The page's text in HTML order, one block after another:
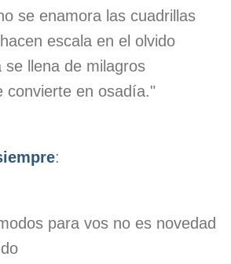
se enamora las cuadrillas
escala en el olvido
se llena de milagros
convierte en osadía."
:
para vos no es novedad